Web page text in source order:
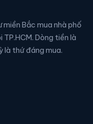
Bắc mua nhà phố
Dòng tiền là
là thứ đáng mua.